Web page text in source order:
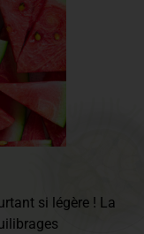
si légère ! La